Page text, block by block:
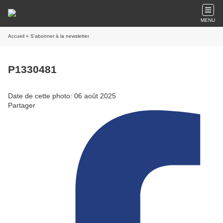
MENU
Accueil » S'abonner à la newsletter
P1330481
Date de cette photo: 06 août 2025
Partager